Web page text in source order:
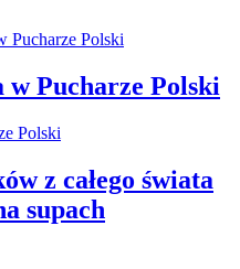
w Pucharze Polski
z całego świata
supach